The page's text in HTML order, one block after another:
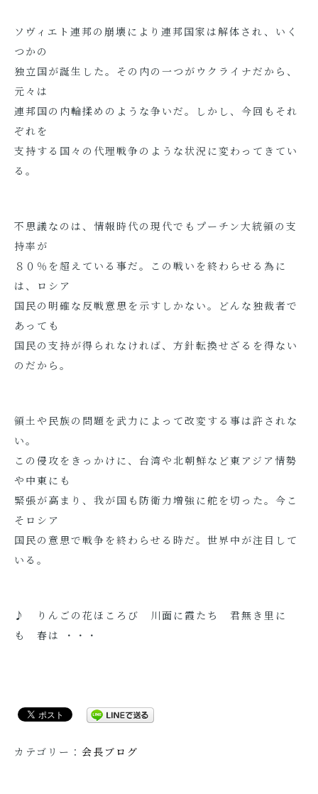
ソヴィエト連邦の崩壊により連邦国家は解体され、いく
つかの
独立国が誕生した。その内の一つがウクライナだから、
元々は
連邦国の内輪揉めのような争いだ。しかし、今回もそれ
ぞれを
支持する国々の代理戦争のような状況に変わってきてい
る。
不思議なのは、情報時代の現代でもプーチン大統領の支
持率が
８０％を超えている事だ。この戦いを終わらせる為に
は、ロシア
国民の明確な反戦意思を示すしかない。どんな独裁者で
あっても
国民の支持が得られなければ、方針転換せざるを得ない
のだから。
領土や民族の問題を武力によって改変する事は許されな
い。
この侵攻をきっかけに、台湾や北朝鮮など東アジア情勢
や中東にも
緊張が高まり、我が国も防衛力増強に舵を切った。今こ
そロシア
国民の意思で戦争を終わらせる時だ。世界中が注目して
いる。
♪ りんごの花ほころび 川面に霞たち 君無き里に
も 春は ・・・
カテゴリー： 会長ブログ